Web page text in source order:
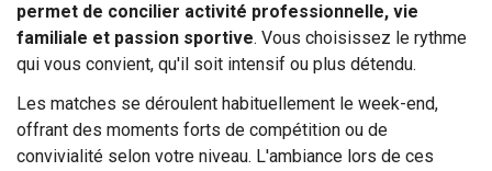
permet de concilier activité professionnelle, vie
familiale et passion sportive. Vous choisissez le rythme
qui vous convient, qu'il soit intensif ou plus détendu.
Les matches se déroulent habituellement le week-end,
offrant des moments forts de compétition ou de
convivialité selon votre niveau. L'ambiance lors de ces